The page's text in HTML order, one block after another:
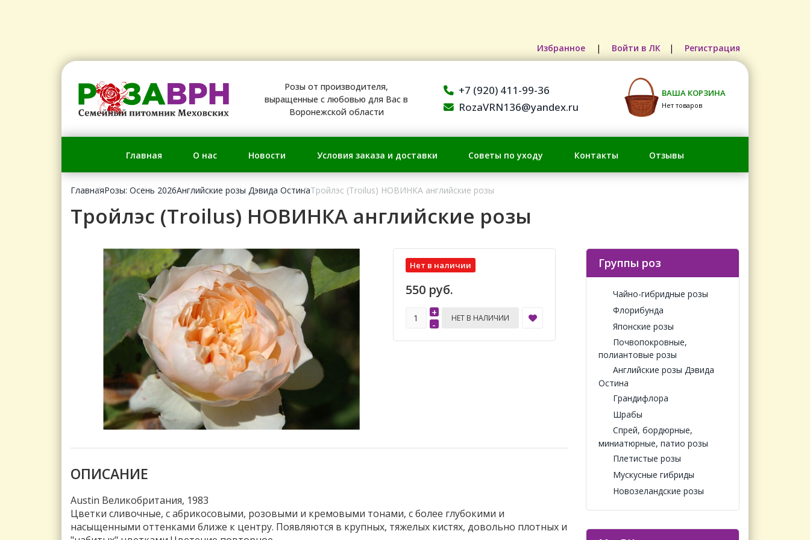
Избранное | Войти в ЛК | Регистрация
Розы от производителя,
выращенные с любовью для Вас в
Воронежской области
+7 (920) 411-99-36
RozaVRN136@yandex.ru
ВАША КОРЗИНА
Нет товаров
Главная О нас Новости Условия заказа и доставки Советы по уходу Контакты Отзывы
ГлавнаяРозы: Осень 2026Английские розы Дэвида ОстинаТройлэс (Troilus) НОВИНКА английские розы
Тройлэс (Troilus) НОВИНКА английские розы
Нет в наличии
550 руб.
-
+ НЕТ В НАЛИЧИИ
ОПИСАНИЕ
Austin Великобритания, 1983
Цветки сливочные, с абрикосовыми, розовыми и кремовыми тонами, с более глубокими и
насыщенными оттенками ближе к центру. Появляются в крупных, тяжелых кистях, довольно плотных и
Группы роз
Чайно-гибридные розы
Флорибунда
Японские розы
Почвопокровные,
полиантовые розы
Английские розы Дэвида
Остина
Грандифлора
Шрабы
Спрей, бордюрные,
миниатюрные, патио розы
Плетистые розы
Мускусные гибриды
Новозеландские розы